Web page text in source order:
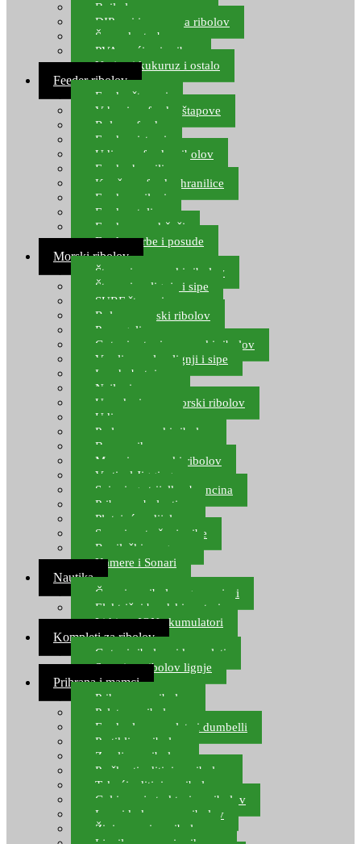
Boile lovne
DIP-ovi i arome za ribolov
Šaranske torbe
PVA vrećice i pribor
Umjetni kukuruz i ostalo
Feeder ribolov
Feeder štapovi
Vrhovi za feeder štapove
Role za feeder
Feeder sistemi
Udice za feeder ribolov
Feeder hranilice
Kopče za feeder hranilice
Feeder najloni
Feeder stolice
Feeder arm držači
Feeder torbe i posude
Morski ribolov
Štapovi za morski ribolov
Štapovi za lignje i sipe
SURF štapovi
Role za morski ribolov
Parangali
Gotovi setovi za morski ribolov
Varalice za lov lignji i sipe
Lov hobotnice
Najloni za more
Upredenice za morski ribolov
Udice za more
Perle za morski ribolov
Brum prihrana za more
Mamci za morski ribolov
Vertical Jigging
Spinning strijelke, brancina
Pribor za bolentino
Plutajuća odijela
Sonari za traženje ribe
Ronilački program
Kamere i Sonari
Nautika
Čamci za ribolov, gumenjaci
Električni brodski motori
Lithium ION akumulatori
Kompleti za ribolov
Gotovi ribolovni kompleti
Setovi za ribolov lignje
Prihrana i mamci
Prihrana za ribolov
Pelete za ribolov
Feeder lovne pelete i dumbelli
Partikli za ribolov
Zemlja za ribolov
Praškasti aditivi za ribolov
Tekući aditivi za ribolov
Gel i sprej atraktori za ribolov
Lovni kukuruz za ribolov
Živi mamci za ribolov